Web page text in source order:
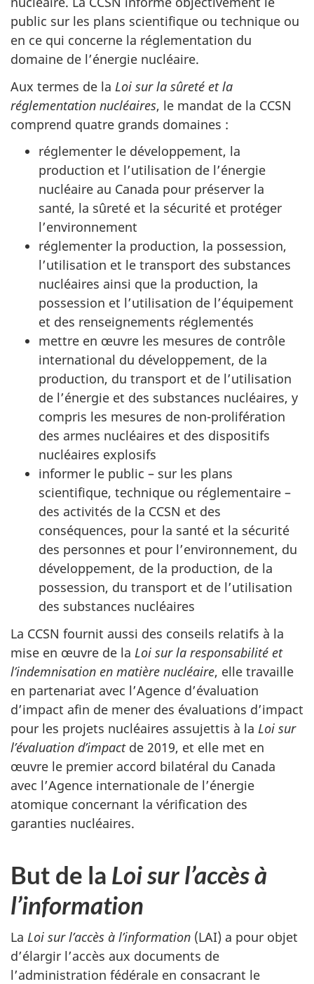
public sur les plans scientifique ou technique ou
en ce qui concerne la réglementation du
domaine de l’énergie nucléaire.
Aux termes de la Loi sur la sûreté et la
réglementation nucléaires, le mandat de la CCSN
comprend quatre grands domaines :
réglementer le développement, la
production et l’utilisation de l’énergie
nucléaire au Canada pour préserver la
santé, la sûreté et la sécurité et protéger
l’environnement
réglementer la production, la possession,
l’utilisation et le transport des substances
nucléaires ainsi que la production, la
possession et l’utilisation de l’équipement
et des renseignements réglementés
mettre en œuvre les mesures de contrôle
international du développement, de la
production, du transport et de l’utilisation
de l’énergie et des substances nucléaires, y
compris les mesures de non-prolifération
des armes nucléaires et des dispositifs
nucléaires explosifs
informer le public – sur les plans
scientifique, technique ou réglementaire –
des activités de la CCSN et des
conséquences, pour la santé et la sécurité
des personnes et pour l’environnement, du
développement, de la production, de la
possession, du transport et de l’utilisation
des substances nucléaires
La CCSN fournit aussi des conseils relatifs à la
mise en œuvre de la Loi sur la responsabilité et
l’indemnisation en matière nucléaire, elle travaille
en partenariat avec l’Agence d’évaluation
d’impact afin de mener des évaluations d’impact
pour les projets nucléaires assujettis à la Loi sur
l’évaluation d’impactde 2019, et elle met en
œuvre le premier accord bilatéral du Canada
avec l’Agence internationale de l’énergie
atomique concernant la vérification des
garanties nucléaires.
But de la Loi sur l’accès à
l’information
La Loi sur l’accès à l’information (LAI) a pour objet
d’élargir l’accès aux documents de
l’administration fédérale en consacrant le